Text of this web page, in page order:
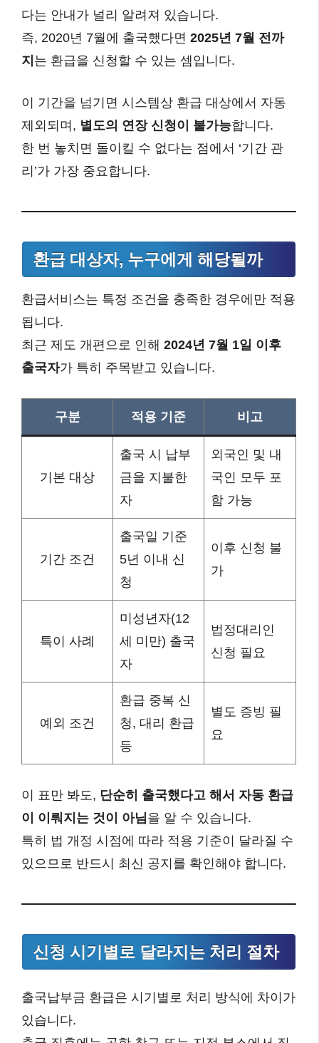
다는 안내가 널리 알려져 있습니다.
즉, 2020년 7월에 출국했다면 2025년 7월 전까
지 는 환급을 신청할 수 있는 셈입니다.
이 기간을 넘기면 시스템상 환급 대상에서 자동
제외되며, 별도의 연장 신청이 불가능합니다.
한 번 놓치면 돌이킬 수 없다는 점에서 ‘기간 관
리’가 가장 중요합니다.
환급 대상자, 누구에게 해당될까
환급서비스는 특정 조건을 충족한 경우에만 적용
됩니다.
최근 제도 개편으로 인해 2024년 7월 1일 이후
출국자가 특히 주목받고 있습니다.
구분 적용 기준 비고
기본 대상
출국 시 납부
금을 지불한
자
외국인 및 내
국인 모두 포
함 가능
기간 조건
출국일 기준
5년 이내 신
청
이후 신청 불
가
특이 사례
미성년자(12
세 미만) 출국
자
법정대리인
신청 필요
예외 조건
환급 중복 신
청, 대리 환급
등
별도 증빙 필
요
이 표만 봐도, 단순히 출국했다고 해서 자동 환급
이 이뤄지는 것이 아님 을 알 수 있습니다.
특히 법 개정 시점에 따라 적용 기준이 달라질 수
있으므로 반드시 최신 공지를 확인해야 합니다.
신청 시기별로 달라지는 처리 절차
출국납부금 환급은 시기별로 처리 방식에 차이가
있습니다.